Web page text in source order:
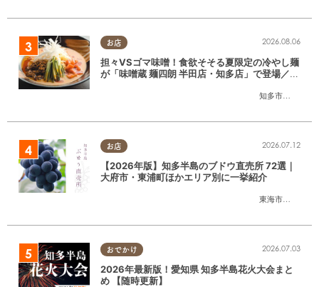
お店
知多市半田市
2026.08.06
担々VSゴマ味噌！食欲そそる夏限定の冷やし麺
が「味噌蔵 麺四朗 半田店・知多店」で登場／ち
お店
東海市大府市
2026.07.12
【2026年版】知多半島のブドウ直売所 72選｜
大府市・東浦町ほかエリア別に一挙紹介
おでかけ 2026.07.03
2026年最新版！愛知県 知多半島花火大会まと
め 【随時更新】